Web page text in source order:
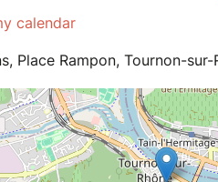
calendar
Place Rampon, Tournon-sur-